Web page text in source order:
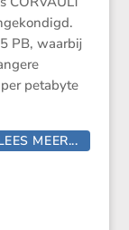
PB, waarbij
petabyte
MEER...